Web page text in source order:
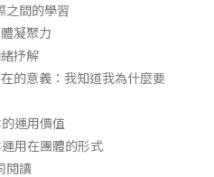
之間的學習
凝聚力
抒解
的意義：我知道我為什麼要
運用價值
用在團體的形式
閱讀